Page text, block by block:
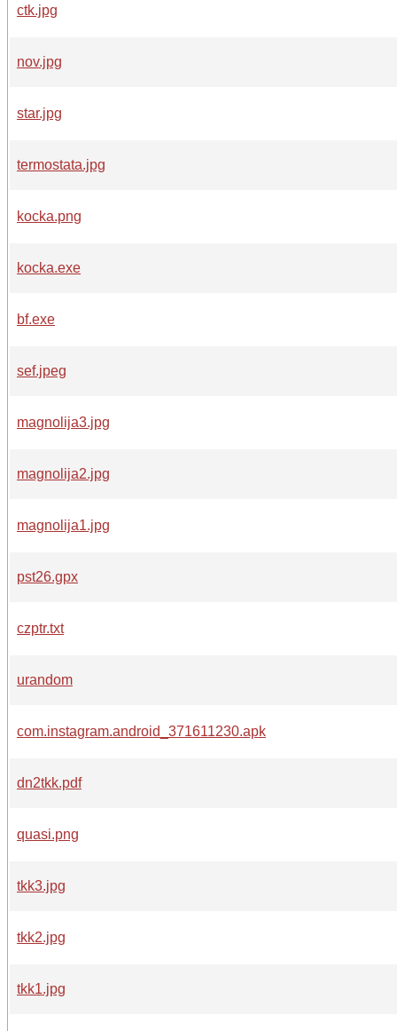
ctk.jpg
nov.jpg
star.jpg
termostata.jpg
kocka.png
kocka.exe
bf.exe
sef.jpeg
magnolija3.jpg
magnolija2.jpg
magnolija1.jpg
pst26.gpx
czptr.txt
urandom
com.instagram.android_371611230.apk
dn2tkk.pdf
quasi.png
tkk3.jpg
tkk2.jpg
tkk1.jpg